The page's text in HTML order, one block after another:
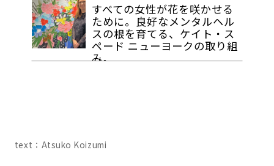
すべての女性が花を咲かせる
ために。良好なメンタルヘル
スの根を育てる、ケイト・ス
ペード ニューヨークの取り組
み。
text：Atsuko Koizumi